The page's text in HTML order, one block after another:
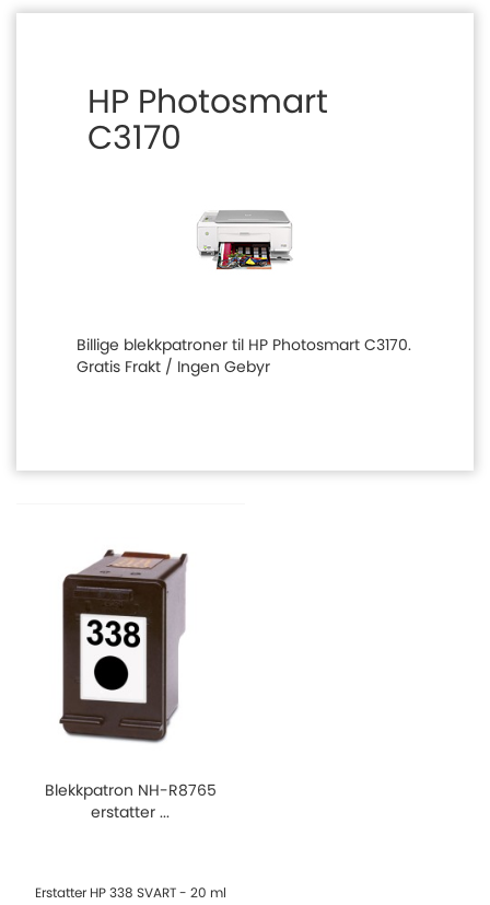
HP Photosmart
C3170
Billige blekkpatroner til HP Photosmart C3170.
Gratis Frakt / Ingen Gebyr
Blekkpatron NH-R8765
erstatter ...
Erstatter HP 338 SVART - 20 ml